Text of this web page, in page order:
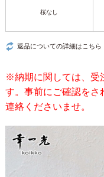
桜なし
返品についての詳細はこちら
※納期に関しては、受
す。事前にご確認をさ
連絡くださいませ。